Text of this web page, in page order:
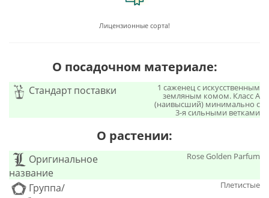
Лицензионные сорта!
О посадочном материале:
Стандарт поставки 1 саженец с искусственным
земляным комом. Класс А
(наивысший) минимально с
3-я сильными ветками
О растении:
Оригинальное
название
Rose Golden Parfum
Группа/
Плетистые